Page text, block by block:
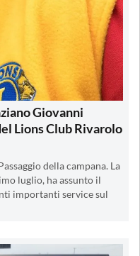
Giovanni
Lions Club Rivarolo
della campana. La
luglio, ha assunto il
importanti service sul